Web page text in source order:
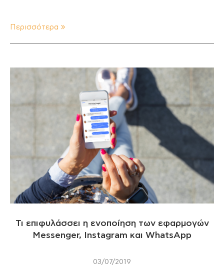
Περισσότερα
Τι επιφυλάσσει η ενοποίηση των εφαρμογών
Messenger, Instagram και WhatsApp
03/07/2019